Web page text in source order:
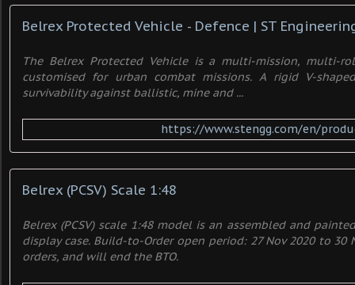
Belrex Protected Vehicle - Defence | ST
The Belrex Protected Vehicle is a multi-mission, multi-
customised for urban combat missions. A rigid V-
survivability against ballistic, mine and ...
https://www.stengg.com/en/
Belrex (PCSV) Scale 1:48
Belrex (PCSV) scale 1:48 model is an assembled and
display case. Build-to-Order open period: 27 Nov 2020 to 30
orders, and will end the BTO.